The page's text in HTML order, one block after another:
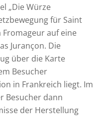
„Die Würze
für Saint
auf eine
Jurançon. Die
über die Karte
Besucher
in Frankreich liegt. Im
Besucher dann
der Herstellung